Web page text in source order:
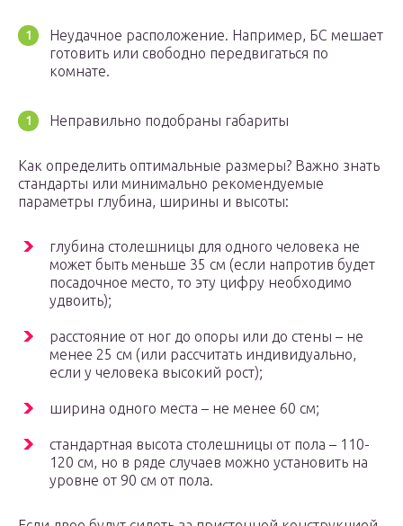
Неудачное расположение. Например, БС мешает
готовить или свободно передвигаться по
комнате.
Неправильно подобраны габариты
Как определить оптимальные размеры? Важно знать
стандарты или минимально рекомендуемые
параметры глубина, ширины и высоты:
глубина столешницы для одного человека не
может быть меньше 35 см (если напротив будет
посадочное место, то эту цифру необходимо
удвоить);
расстояние от ног до опоры или до стены – не
менее 25 см (или рассчитать индивидуально,
если у человека высокий рост);
ширина одного места – не менее 60 см;
стандартная высота столешницы от пола – 110-
120 см, но в ряде случаев можно установить на
уровне от 90 см от пола.